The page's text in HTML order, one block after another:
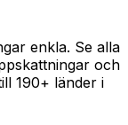
enkla. Se alla
och
190+ länder i